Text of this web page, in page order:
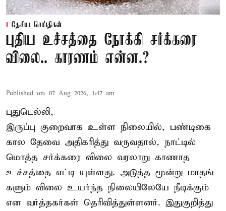
தேசிய செய்திகள்
புதிய உச்சத்தை நோக்கி சர்க்கரை
விலை.. காரணம் என்ன.?
Published on: 07 Aug 2026, 1:47 am
புதுடெல்லி,
இருப்பு குறைவாக உள்ள நிலையில், பண்டிகை
கால தேவை அதிகரித்து வருவதால், நாட்டில்
மொத்த சர்க்கரை விலை வரலாறு காணாத
உச்சத்தை எட்டி யுள்ளது. அடுத்த மூன்று மாதங்
களும் விலை உயர்ந்த நிலையிலேயே நீடிக்கும்
என வர்த்தகர்கள் தெரிவித்துள்ளனர். இதுகுறித்து